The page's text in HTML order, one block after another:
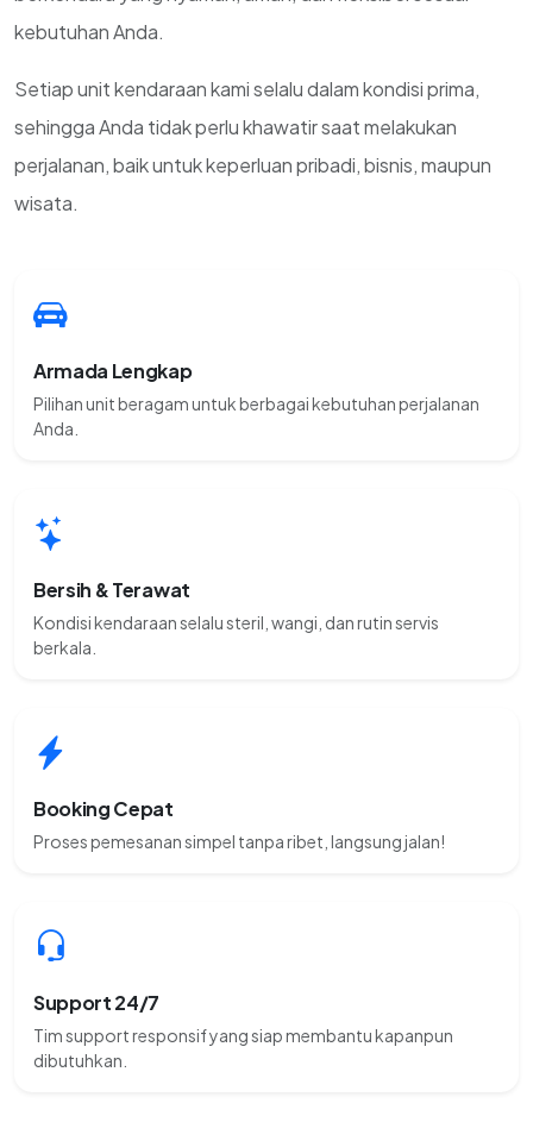
kebutuhan Anda.
Setiap unit kendaraan kami selalu dalam kondisi prima,
sehingga Anda tidak perlu khawatir saat melakukan
perjalanan, baik untuk keperluan pribadi, bisnis, maupun
wisata.
Armada Lengkap
Pilihan unit beragam untuk berbagai kebutuhan perjalanan
Anda.
Bersih & Terawat
Kondisi kendaraan selalu steril, wangi, dan rutin servis
berkala.
Booking Cepat
Proses pemesanan simpel tanpa ribet, langsung jalan!
Support 24/7
Tim support responsif yang siap membantu kapanpun
dibutuhkan.